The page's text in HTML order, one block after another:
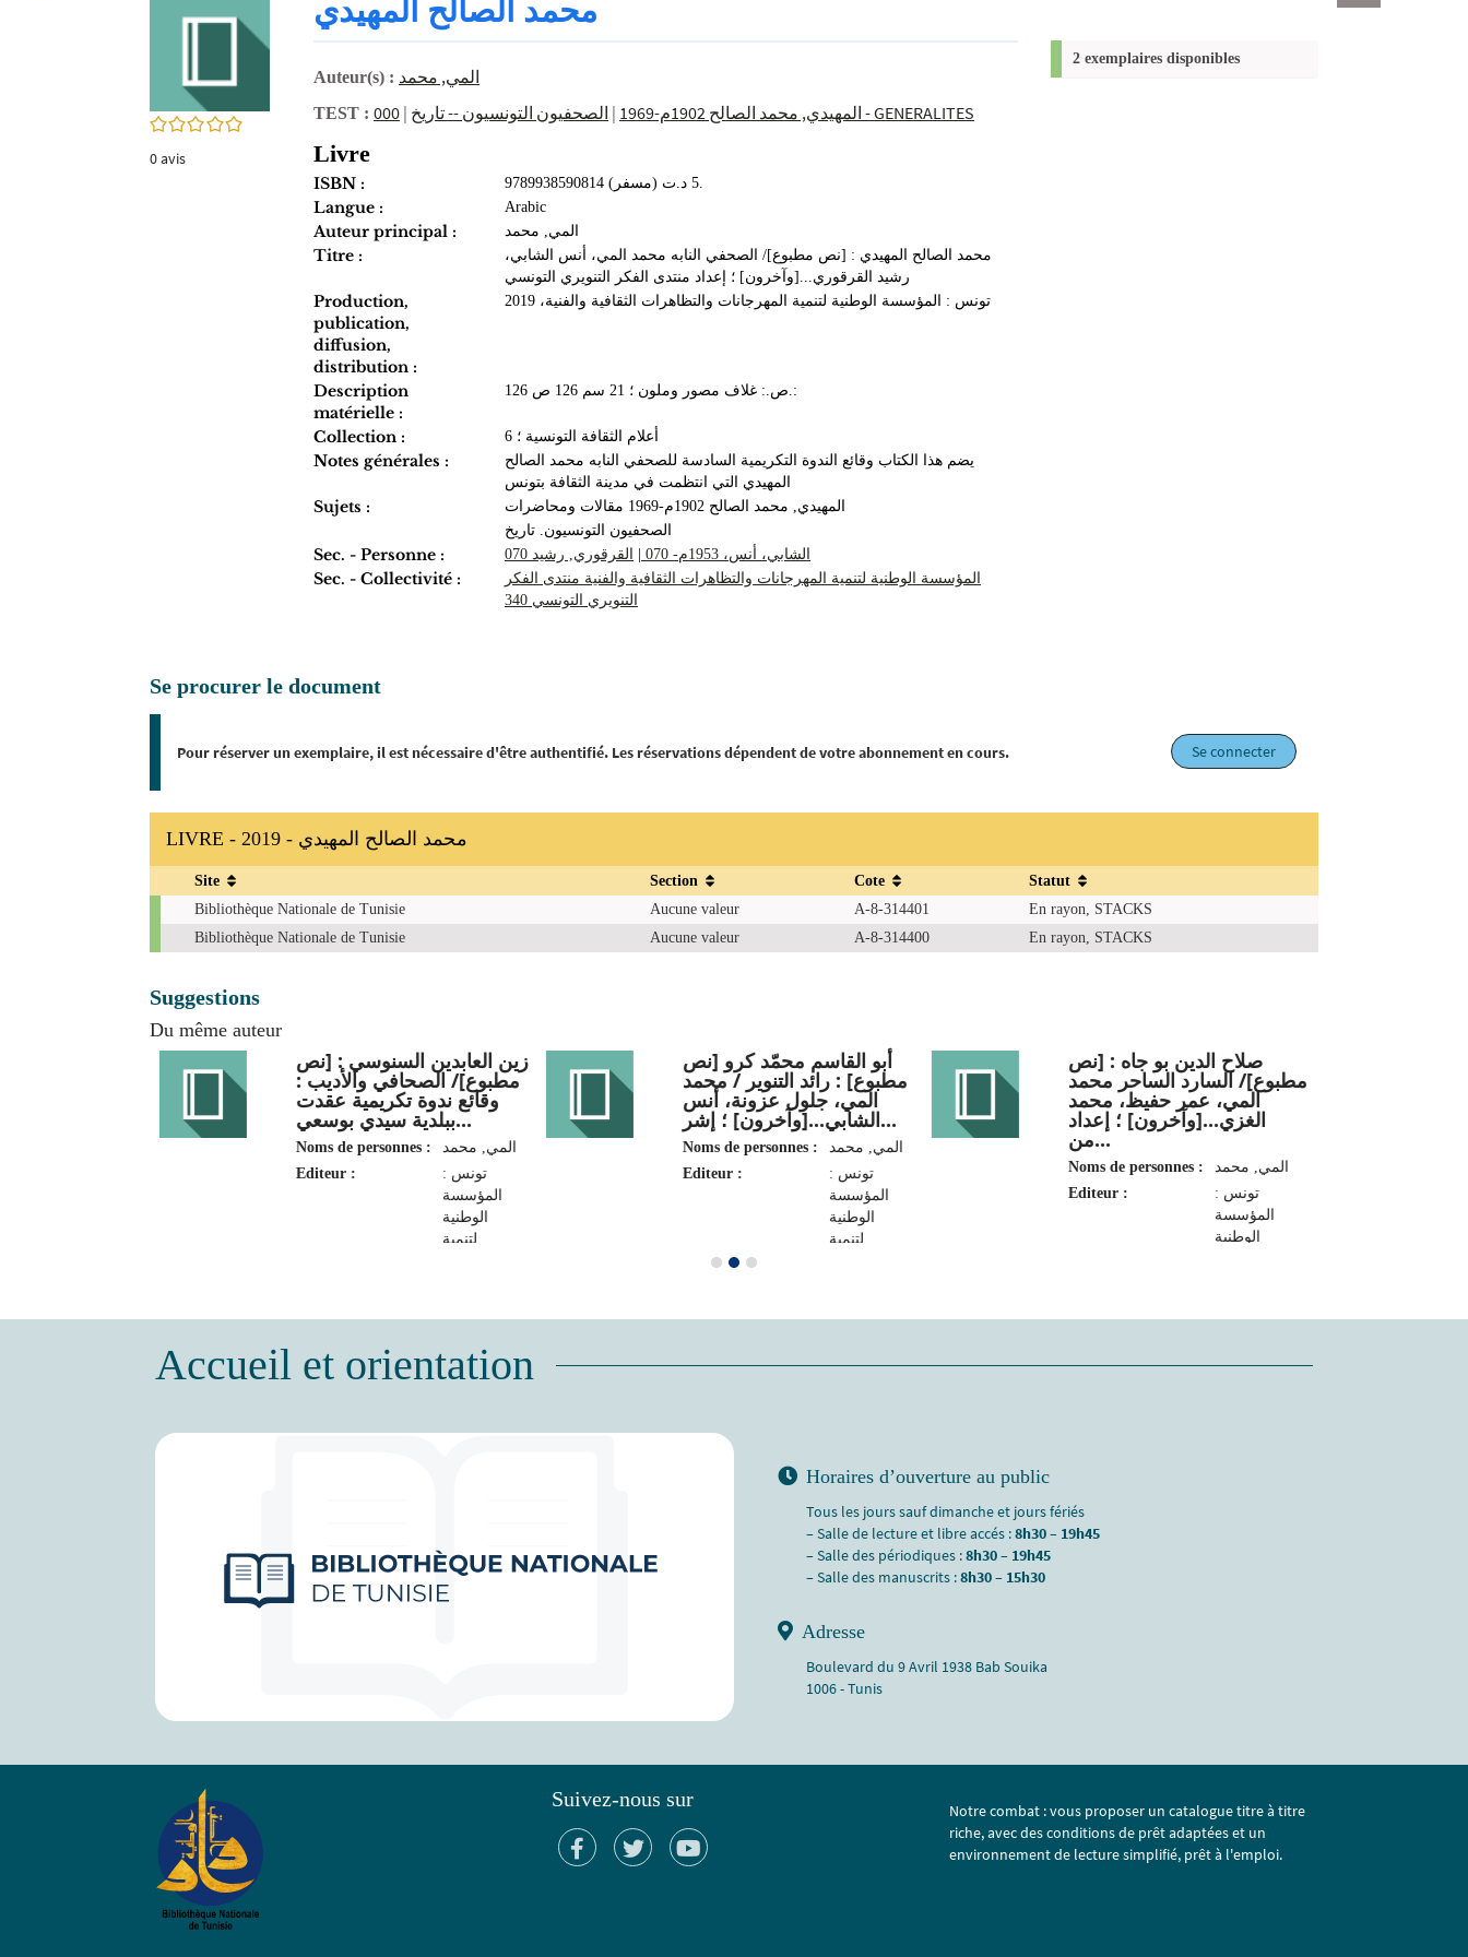
0/5
0avis
محمد الصالح المهيدي
Auteur(s) : المي‏, ‏محمد‏
TEST : المهيدي, محمد الصالح 1902م-1969 | الصحفيون التونسيون -- تاريخ | 000 - GENERALITES
Livre
ISBN : 9789938590814 (مسفر) 5 د.ت.
Langue : Arabic
Auteur principal : المي‏, ‏محمد‏
Titre :
محمد الصالح المهيدي : [نص مطبوع]/ الصحفي النابه محمد المي، أنس الشابي،
رشيد القرقوري...[وآخرون] ؛ إعداد منتدى الفكر التنويري التونسي
Production,
publication,
diffusion,
distribution :
تونس : المؤسسة الوطنية لتنمية المهرجانات والتظاهرات الثقافية والفنية، 2019
Description
matérielle :
126 ص.: غلاف مصور وملون ؛ 21 سم 126 ص.:
Collection : أعلام الثقافة التونسية ؛ 6
Notes générales :
يضم هذا الكتاب وقائع الندوة التكريمية السادسة للصحفي النابه محمد الصالح
المهيدي التي انتظمت في مدينة الثقافة بتونس
Sujets :
المهيدي, محمد الصالح 1902م-1969 مقالات ومحاضرات
الصحفيون التونسيون. تاريخ
Sec. - Personne : الشابي، أنس، 1953م- 070 القرقوري, رشيد 070
Sec. - Collectivité :
المؤسسة الوطنية لتنمية المهرجانات والتظاهرات الثقافية والفنية‏‏‏‏‏ ‏منتدى الفكر
التنويري التونسي‏‏ 340
2 exemplaires disponibles
Se procurer le document
Pour réserver un exemplaire, il est nécessaire d'être authentifié. Les réservations dépendent de votre abonnement en cours. Se connecter
LIVRE - 2019 - محمد الصالح المهيدي
Exemplaires
Site Section Cote
Statut
Bibliothèque Nationale de Tunisie
Aucune valeur A-8-314401
En rayon, STACKS
Bibliothèque Nationale de Tunisie
Aucune valeur A-8-314400 En rayon, STACKS
Suggestions
Du même auteur
أبو القاسم محمّد كرو [نص
مطبوع] : رائد التنوير / محمد
المي، جلول عزونة، أنس
الشابي...[وآخرون] ؛ إشر...
Noms de personnes :
المي‏, ‏محمد‏
Editeur :
تونس :
المؤسسة
الوطنية
لتنمية
الشركة
صلاح الدين بو جاه : [نص
مطبوع]/ السارد الساحر محمد
المي، عمر حفيظ، محمد
الغزي...[وآخرون] ؛ إعداد
من...
Noms de personnes :
المي‏, ‏محمد‏
Editeur :
تونس :
المؤسسة
الوطنية
الثقافية
زين العابدين السنوسي : ‏[نص
مطبوع]‏‏/ ‏الصحافي والأديب :
‏وقائع ندوة تكريمية عقدت
ببلدية سيدي بوسعي...
Noms de personnes :
المي‏, ‏محمد‏
Editeur :
تونس‏ :
‏المؤسسة
الوطنية
لتنمية
Accueil et orientation
Horaires d’ouverture au public
Tous les jours sauf dimanche et jours fériés
– Salle de lecture et libre accés :8h30 – 19h45
– Salle des périodiques :8h30 – 19h45
– Salle des manuscrits :8h30 – 15h30
Adresse
Boulevard du 9 Avril 1938 Bab Souika
1006 - Tunis
Suivez-nous sur
Notre combat : vous proposer un catalogue titre à titre
riche, avec des conditions de prêt adaptées et un
environnement de lecture simplifié, prêt à l'emploi.